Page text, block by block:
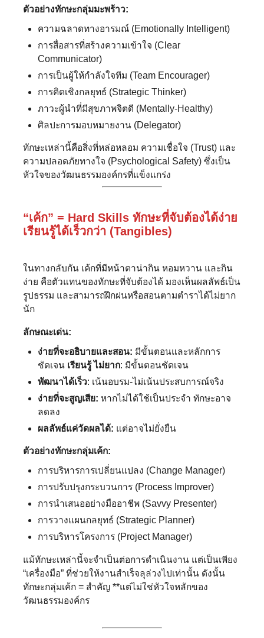
ตัวอย่างทักษะกลุ่มมะพร้าว:
ความฉลาดทางอารมณ์ (Emotionally Intelligent)
การสื่อสารที่สร้างความเข้าใจ (Clear
Communicator)
การเป็นผู้ให้กำลังใจทีม (Team Encourager)
การคิดเชิงกลยุทธ์ (Strategic Thinker)
ภาวะผู้นำที่มีสุขภาพจิตดี (Mentally-Healthy)
ศิลปะการมอบหมายงาน (Delegator)
ทักษะเหล่านี้คือสิ่งที่หล่อหลอม ความเชื่อใจ (Trust) และ
ความปลอดภัยทางใจ (Psychological Safety) ซึ่งเป็น
หัวใจของวัฒนธรรมองค์กรที่แข็งแกร่ง
“เค้ก” = Hard Skills ทักษะที่จับต้องได้ง่าย
เรียนรู้ได้เร็วกว่า (Tangibles)
ในทางกลับกัน เค้กที่มีหน้าตาน่ากิน หอมหวาน และกิน
ง่าย คือตัวแทนของทักษะที่จับต้องได้ มองเห็นผลลัพธ์เป็น
รูปธรรม และสามารถฝึกฝนหรือสอนตามตำราได้ไม่ยาก
นัก
ลักษณะเด่น:
ง่ายที่จะอธิบายและสอน: มีขั้นตอนและหลักการ
ชัดเจน เรียนรู้ ไม่ยาก: มีขั้นตอนชัดเจน
พัฒนาได้เร็ว: เน้นอบรม-ไม่เน้นประสบการณ์จริง
ง่ายที่จะสูญเสีย: หากไม่ได้ใช้เป็นประจำ ทักษะอาจ
ลดลง
ผลลัพธ์แค่วัดผลได้: แต่อาจไม่ยั่งยืน
ตัวอย่างทักษะกลุ่มเค้ก:
การบริหารการเปลี่ยนแปลง (Change Manager)
การปรับปรุงกระบวนการ (Process Improver)
การนำเสนออย่างมืออาชีพ (Savvy Presenter)
การวางแผนกลยุทธ์ (Strategic Planner)
การบริหารโครงการ (Project Manager)
แม้ทักษะเหล่านี้จะจำเป็นต่อการดำเนินงาน แต่เป็นเพียง
“เครื่องมือ” ที่ช่วยให้งานสำเร็จลุล่วงไปเท่านั้น ดังนั้น
ทักษะกลุ่มเค้ก = สำคัญ **แต่ไม่ใช่หัวใจหลักของ
วัฒนธรรมองค์กร